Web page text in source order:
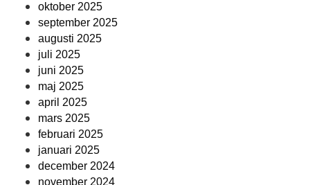
oktober 2025
september 2025
augusti 2025
juli 2025
juni 2025
maj 2025
april 2025
mars 2025
februari 2025
januari 2025
december 2024
november 2024